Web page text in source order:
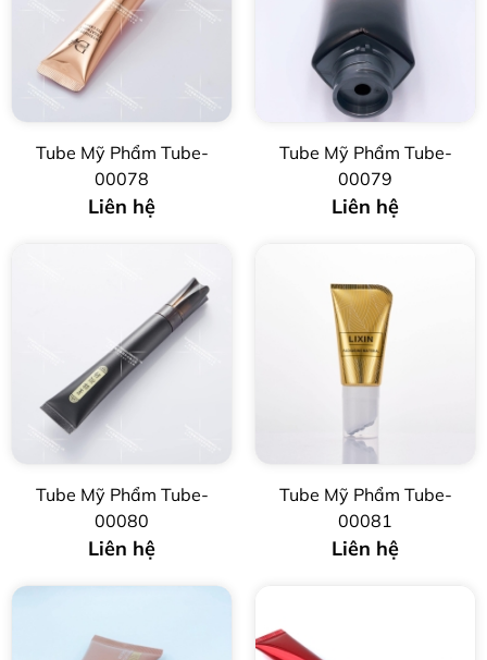
Tube Mỹ Phẩm Tube-
00078
Liên hệ
Tube Mỹ Phẩm Tube-
00079
Liên hệ
Tube Mỹ Phẩm Tube-
00080
Liên hệ
Tube Mỹ Phẩm Tube-
00081
Liên hệ